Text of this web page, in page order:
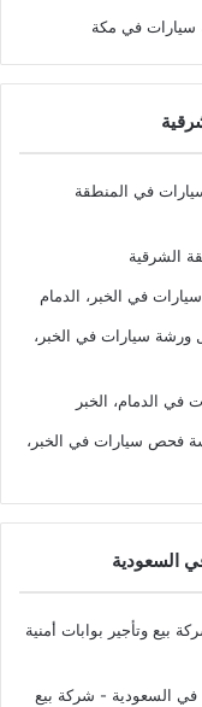
سيارات في مكة
في المنطقة
الشرقية
في الخبر، الدمام
ورشة سيارات في الخبر،
في الدمام، الخبر
فحص سيارات في الخبر،
السعودية
بيع وتأجير بوابات أمنية
في السعودية - شركة بيع